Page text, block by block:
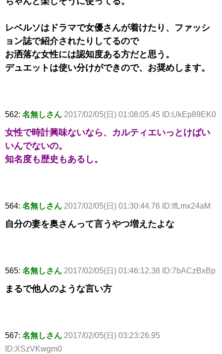
レベルソはドラマで女優さんが着けたり、ファッシ
ョン誌で紹介されたりしてるので
お洒落な女性には認知度ある方だと思う。
デュエットは使い分けができので、お奨めします。
562: 名無しさん 2017/02/05(日) 01:08:05.45 ID:UkEp89EK0
女性で時計興味ないなら、カルティエいっとけばい
いんでないの。
知名度も歴史もあるし。
564: 名無しさん 2017/02/05(日) 01:30:44.76 ID:IfLmx24aM
自分の妻を奥さんって言うやつ増えたよな
565: 名無しさん 2017/02/05(日) 01:46:12.38 ID:7bACzBxBp
まるで他人のような言い方
567: 名無しさん 2017/02/05(日) 03:23:26.95
ID:XSzVKwgm0